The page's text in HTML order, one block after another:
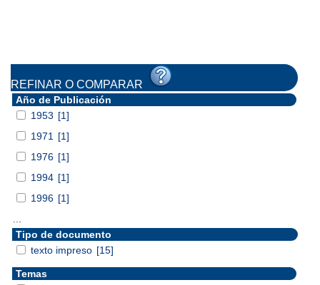
REFINAR O COMPARAR
Año de Publicación
1953 [1]
1971
[1]
1976 [1]
1994 [1]
1996 [1]
Tipo de documento
texto impreso [15]
Temas